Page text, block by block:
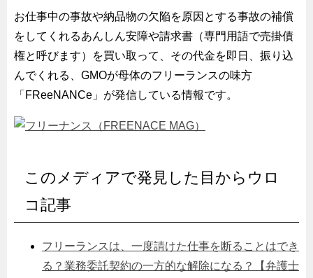
お仕事中の事故や納品物の欠陥を原因とする事故の補償
をしてくれるあんしん安障や請求書（専門用語で売掛債
権と呼びます）を買い取って、その代金を即日、振り込
んでくれる、GMOが母体のフリーランスの味方
「FReeNANCe」が発信している情報です。
このメディアで発見した目からウロ
コ記事
フリーランスは、一度請けた仕事を断ることはでき
る？業務委託契約の一方的な解除になる？【弁護士